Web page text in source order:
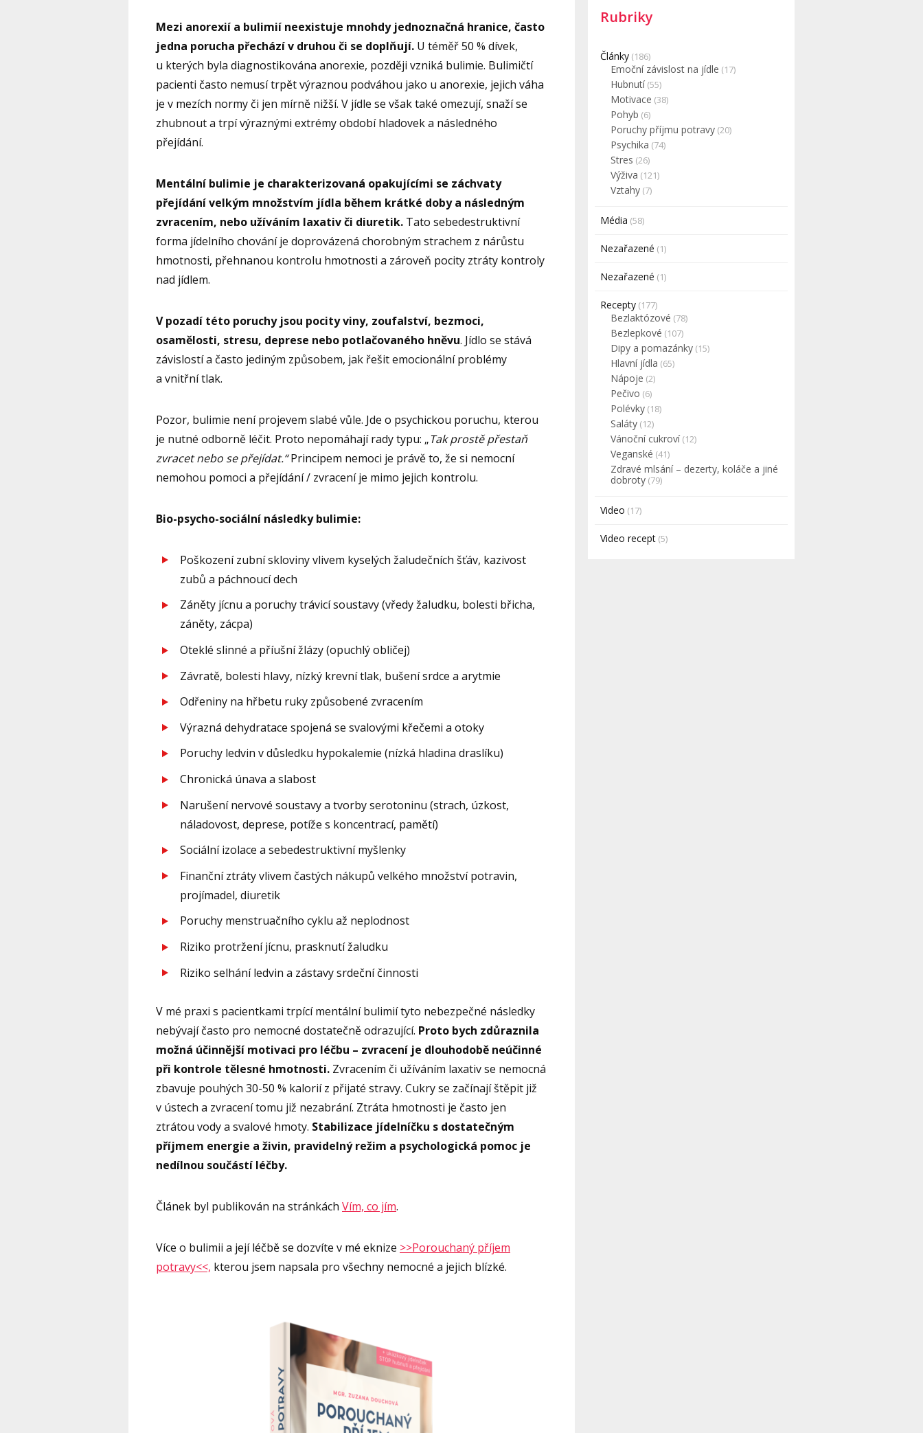
Mezi anorexií a bulimií neexistuje mnohdy jednoznačná hranice, často
jedna porucha přechází v druhou či se doplňují. U téměř 50 % dívek,
u kterých byla diagnostikována anorexie, později vzniká bulimie. Bulimičtí
pacienti často nemusí trpět výraznou podváhou jako u anorexie, jejich váha
je v mezích normy či jen mírně nižší. V jídle se však také omezují, snaží se
zhubnout a trpí výraznými extrémy období hladovek a následného
přejídání.
Mentální bulimie je charakterizovaná opakujícími se záchvaty
přejídání velkým množstvím jídla během krátké doby a následným
zvracením, nebo užíváním laxativ či diuretik. Tato sebedestruktivní
forma jídelního chování je doprovázená chorobným strachem z nárůstu
hmotnosti, přehnanou kontrolu hmotnosti a zároveň pocity ztráty kontroly
nad jídlem.
V pozadí této poruchy jsou pocity viny, zoufalství, bezmoci,
osamělosti, stresu, deprese nebo potlačovaného hněvu. Jídlo se stává
závislostí a často jediným způsobem, jak řešit emocionální problémy
a vnitřní tlak.
Pozor, bulimie není projevem slabé vůle. Jde o psychickou poruchu, kterou
je nutné odborně léčit. Proto nepomáhají rady typu: „Tak prostě přestaň
zvracet nebo se přejídat.“Principem nemoci je právě to, že si nemocní
nemohou pomoci a přejídání / zvracení je mimo jejich kontrolu.
Bio-psycho-sociální následky bulimie:
Poškození zubní skloviny vlivem kyselých žaludečních šťáv, kazivost
zubů a páchnoucí dech
Záněty jícnu a poruchy trávicí soustavy (vředy žaludku, bolesti břicha,
záněty, zácpa)
Oteklé slinné a příušní žlázy (opuchlý obličej)
Závratě, bolesti hlavy, nízký krevní tlak, bušení srdce a arytmie
Odřeniny na hřbetu ruky způsobené zvracením
Výrazná dehydratace spojená se svalovými křečemi a otoky
Poruchy ledvin v důsledku hypokalemie (nízká hladina draslíku)
Chronická únava a slabost
Narušení nervové soustavy a tvorby serotoninu (strach, úzkost,
náladovost, deprese, potíže s koncentrací, pamětí)
Sociální izolace a sebedestruktivní myšlenky
Finanční ztráty vlivem častých nákupů velkého množství potravin,
projímadel, diuretik
Poruchy menstruačního cyklu až neplodnost
Riziko protržení jícnu, prasknutí žaludku
Riziko selhání ledvin a zástavy srdeční činnosti
V mé praxi s pacientkami trpící mentální bulimií tyto nebezpečné následky
nebývají často pro nemocné dostatečně odrazující. Proto bych zdůraznila
možná účinnější motivaci pro léčbu – zvracení je dlouhodobě neúčinné
při kontrole tělesné hmotnosti. Zvracením či užíváním laxativ se nemocná
zbavuje pouhých 30-50 % kalorií z přijaté stravy. Cukry se začínají štěpit již
v ústech a zvracení tomu již nezabrání. Ztráta hmotnosti je často jen
ztrátou vody a svalové hmoty. Stabilizace jídelníčku s dostatečným
příjmem energie a živin, pravidelný režim a psychologická pomoc je
nedílnou součástí léčby.
Článek byl publikován na stránkách Vím, co jím.
Více o bulimii a její léčbě se dozvíte v mé eknize >>Porouchaný příjem
potravy<<, kterou jsem napsala pro všechny nemocné a jejich blízké.
Rubriky
Články (186)
Emoční závislost na jídle (17)
Hubnutí(55)
Motivace (38)
Pohyb (6)
Poruchy příjmu potravy (20)
Psychika (74)
Stres (26)
Výživa (121)
Vztahy (7)
Média (58)
Nezařazené (1)
Nezařazené (1)
Recepty (177)
Bezlaktózové (78)
Bezlepkové (107)
Dipy a pomazánky (15)
Hlavní jídla (65)
Nápoje (2)
Pečivo (6)
Polévky (18)
Saláty (12)
Vánoční cukroví(12)
Veganské (41)
Zdravé mlsání – dezerty, koláče a jiné
dobroty (79)
Video (17)
Video recept (5)